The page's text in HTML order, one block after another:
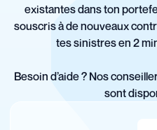
existantes dans ton
souscris à de nouveaux
tes sinistres en 2
Besoin d’aide ? Nos
sont